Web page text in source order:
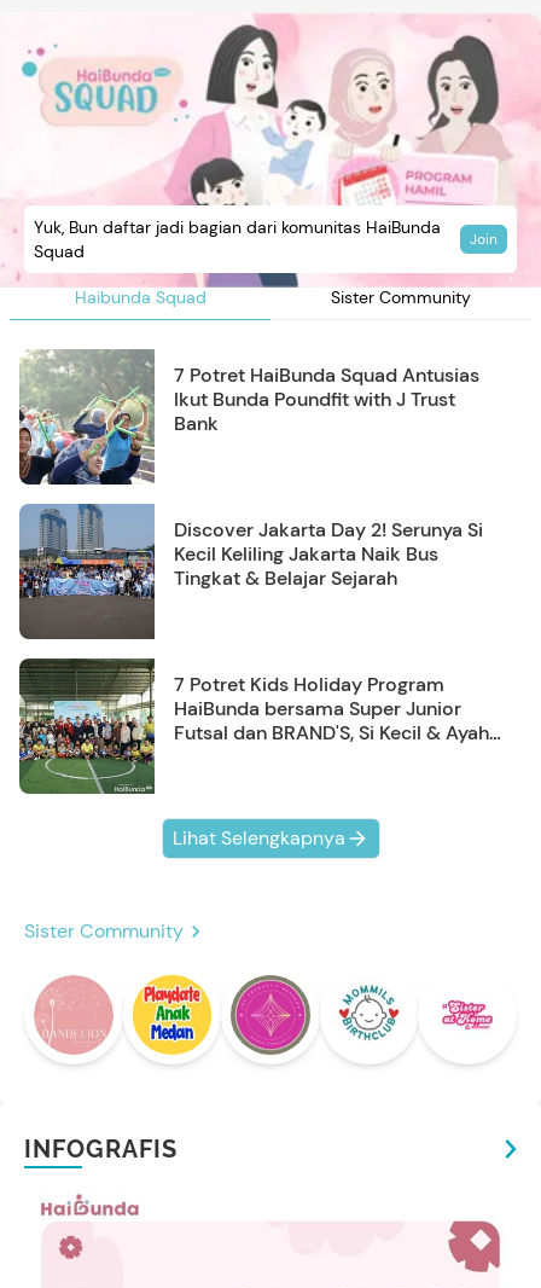
Haibunda Squad Sister Community
Yuk, Bun daftar jadi bagian dari komunitas HaiBunda
Squad
Join
7 Potret HaiBunda Squad Antusias
Ikut Bunda Poundfit with J Trust
Bank
Discover Jakarta Day 2! Serunya Si
Kecil Keliling Jakarta Naik Bus
Tingkat & Belajar Sejarah
7 Potret Kids Holiday Program
HaiBunda bersama Super Junior
Futsal dan BRAND'S, Si Kecil & Ayah
Lihat Selengkapnya
Sister Community
INFOGRAFIS